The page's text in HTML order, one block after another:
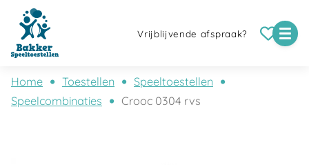
Vrijblijvende afspraak?
Home Toestellen
Speeltoestellen
Speelcombinaties
Crooc 0304 rvs